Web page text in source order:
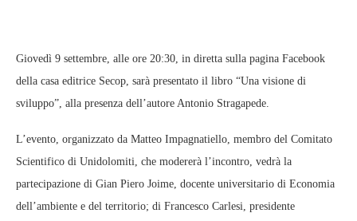
Giovedì 9 settembre, alle ore 20:30, in diretta sulla pagina Facebook
della casa editrice Secop, sarà presentato il libro “Una visione di
sviluppo”, alla presenza dell’autore Antonio Stragapede.
L’evento, organizzato da Matteo Impagnatiello, membro del Comitato
Scientifico di Unidolomiti, che modererà l’incontro, vedrà la
partecipazione di Gian Piero Joime, docente universitario di Economia
dell’ambiente e del territorio; di Francesco Carlesi, presidente